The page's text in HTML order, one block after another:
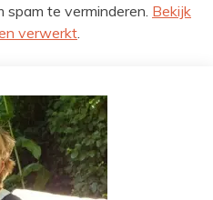
te verminderen. Bekijk
verwerkt